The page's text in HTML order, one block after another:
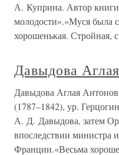
А. Куприна. Автор
молодости».«Муся была
хорошенькая. Стройная,
Давыдова
Давыдова Аглая
(1787–1842), ур.
А. Д. Давыдова, затем
впоследствии министра
Франции.«Весьма